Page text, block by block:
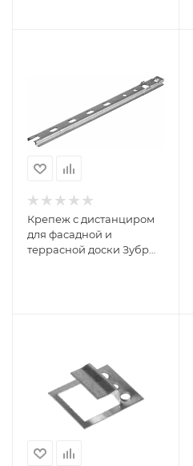
Крепеж с дистанциром
для фасадной и
террасной доски Зубр